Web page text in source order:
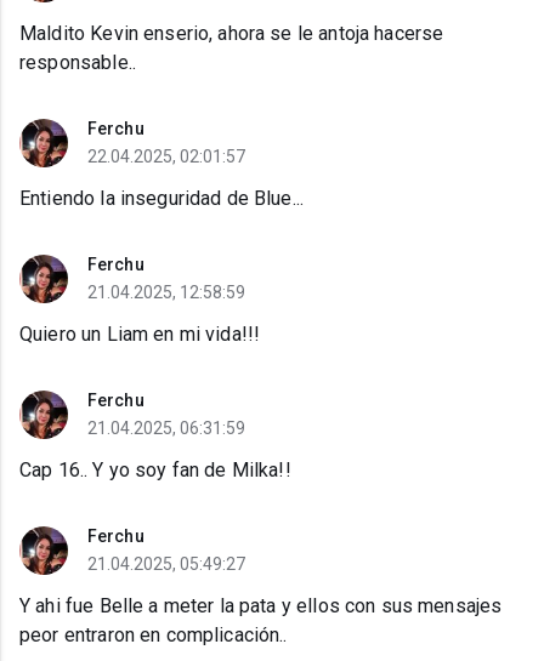
Maldito Kevin enserio, ahora se le antoja hacerse
responsable..
Ferchu
22.04.2025, 02:01:57
Entiendo la inseguridad de Blue...
Ferchu
21.04.2025, 12:58:59
Quiero un Liam en mi vida!!!
Ferchu
21.04.2025, 06:31:59
Cap 16.. Y yo soy fan de Milka!!
Ferchu
21.04.2025, 05:49:27
Y ahi fue Belle a meter la pata y ellos con sus mensajes
peor entraron en complicación..